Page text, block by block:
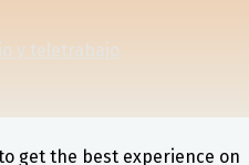
y teletrabajo
get the best experience on